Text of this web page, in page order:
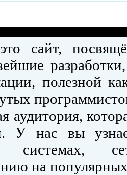
сайт,
полезной
аудитория,
У нас вы
системах,
на